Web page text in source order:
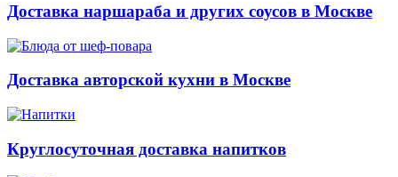
Доставка наршараба и других соусов в Москве
Доставка авторской кухни в Москве
Круглосуточная доставка напитков